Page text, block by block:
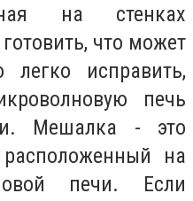
на стенках
что может
исправить,
печь
Мешалка - это
на
печи. Если